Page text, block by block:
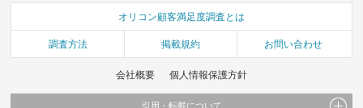
オリコン顧客満足度調査とは
調査方法 掲載規約 お問い合わせ
会社概要 個人情報保護方針
引用・転載について